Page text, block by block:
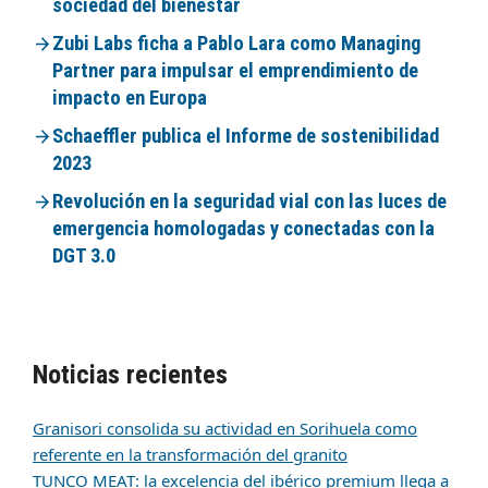
sociedad del bienestar
Zubi Labs ficha a Pablo Lara como Managing
Partner para impulsar el emprendimiento de
impacto en Europa
Schaeffler publica el Informe de sostenibilidad
2023
Revolución en la seguridad vial con las luces de
emergencia homologadas y conectadas con la
DGT 3.0
Noticias recientes
Granisori consolida su actividad en Sorihuela como
referente en la transformación del granito
TUNCO MEAT: la excelencia del ibérico premium llega a